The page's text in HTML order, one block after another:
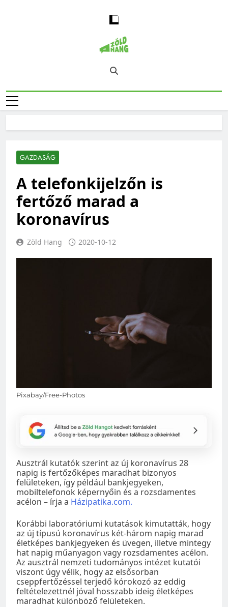
Magyarország
Zöld Hangja
Zöld Hang – Természet, Klímaváltozás,
Fenntarthatóság, Jövő
GAZDASÁG
A telefonkijelzőn is
fertőző marad a
koronavírus
Zöld Hang 2020-10-12
Pixabay/Free-Photos
Ausztrál kutatók szerint az új koronavírus 28
napig is fertőzőképes maradhat bizonyos
felületeken, így például bankjegyeken,
mobiltelefonok képernyőin és a rozsdamentes
acélon – írja a Házipatika.com.
Korábbi laboratóriumi kutatások kimutatták, hogy
az új típusú koronavírus két-három napig marad
életképes bankjegyeken és üvegen, illetve mintegy
hat napig műanyagon vagy rozsdamentes acélon.
Az ausztrál nemzeti tudományos intézet kutatói
viszont úgy vélik, hogy az elsősorban
cseppfertőzéssel terjedő kórokozó az eddig
feltételezettnél jóval hosszabb ideig életképes
maradhat különböző felületeken.